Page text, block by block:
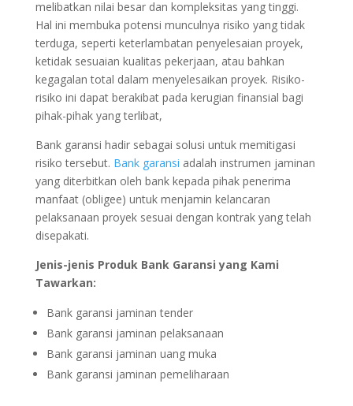
melibatkan nilai besar dan kompleksitas yang tinggi.
Hal ini membuka potensi munculnya risiko yang tidak
terduga, seperti keterlambatan penyelesaian proyek,
ketidak sesuaian kualitas pekerjaan, atau bahkan
kegagalan total dalam menyelesaikan proyek. Risiko-
risiko ini dapat berakibat pada kerugian finansial bagi
pihak-pihak yang terlibat,
Bank garansi hadir sebagai solusi untuk memitigasi
risiko tersebut. Bank garansi adalah instrumen jaminan
yang diterbitkan oleh bank kepada pihak penerima
manfaat (obligee) untuk menjamin kelancaran
pelaksanaan proyek sesuai dengan kontrak yang telah
disepakati.
Jenis-jenis Produk Bank Garansi yang Kami
Tawarkan:
Bank garansi jaminan tender
Bank garansi jaminan pelaksanaan
Bank garansi jaminan uang muka
Bank garansi jaminan pemeliharaan